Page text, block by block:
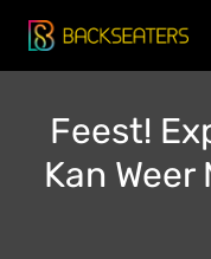
Doorgaan
naar
Feest!
Kan Weer